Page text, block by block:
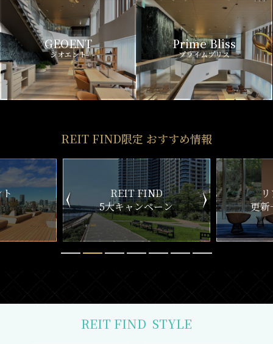
GEOENT
ジオエント
Prime Bliss
プライムブリス
REIT FIND限定 おすすめ情報
ン
リアルタイム
更新一覧チェック
新
REIT FIND STYLE